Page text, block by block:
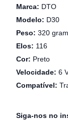
Marca: DTO
Modelo: D30
Peso: 320
Elos: 116
Cor: Preto
Velocidade: 6
Compatível:
Siga-nos no